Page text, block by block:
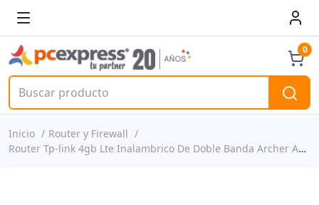
0
Inicio
Router y Firewall
Router Tp-link 4gb Lte Inalambrico De Doble Banda Archer Ac1200 P/n Mr400